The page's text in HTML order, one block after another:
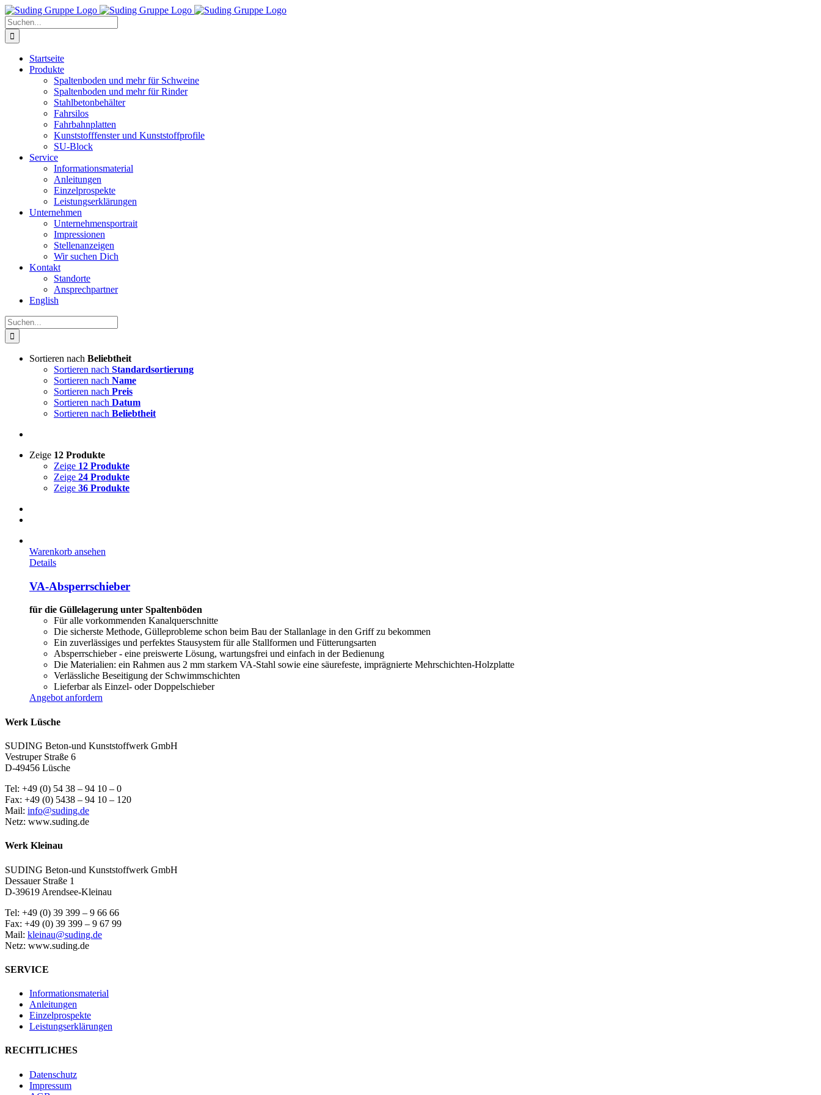
Zum
Inhalt
springen
Suche
nach:
Startseite
Produkte
Spaltenboden und mehr für Schweine
Spaltenboden und mehr für Rinder
Stahlbetonbehälter
Fahrsilos
Fahrbahnplatten
Kunststofffenster und Kunststoffprofile
SU-Block
Service
Informationsmaterial
Anleitungen
Einzelprospekte
Leistungserklärungen
Unternehmen
Unternehmensportrait
Impressionen
Stellenanzeigen
Wir suchen Dich
Kontakt
Standorte
Ansprechpartner
English
Suche
nach:
Sortieren nach Beliebtheit
Sortieren nach Standardsortierung
Sortieren nach Name
Sortieren nach Preis
Sortieren nach Datum
Sortieren nach Beliebtheit
Zeige 12 Produkte
Zeige 12 Produkte
Zeige 24 Produkte
Zeige 36 Produkte
Warenkorb ansehen
Details
VA-Absperrschieber
für die Güllelagerung unter Spaltenböden
Für alle vorkommenden Kanalquerschnitte
Die sicherste Methode, Gülleprobleme schon beim Bau der Stallanlage in den Griff zu bekommen
Ein zuverlässiges und perfektes Stausystem für alle Stallformen und Fütterungsarten
Absperrschieber - eine preiswerte Lösung, wartungsfrei und einfach in der Bedienung
Die Materialien: ein Rahmen aus 2 mm starkem VA-Stahl sowie eine säurefeste, imprägnierte Mehrschichten-Holzplatte
Verlässliche Beseitigung der Schwimmschichten
Lieferbar als Einzel- oder Doppelschieber
Angebot anfordern
Werk Lüsche
SUDING Beton-und Kunststoffwerk GmbH
Vestruper Straße 6
D-49456 Lüsche
Tel: +49 (0) 54 38 – 94 10 – 0
Fax: +49 (0) 5438 – 94 10 – 120
Mail: info@suding.de
Netz: www.suding.de
Werk Kleinau
SUDING Beton-und Kunststoffwerk GmbH
Dessauer Straße 1
D-39619 Arendsee-Kleinau
Tel: +49 (0) 39 399 – 9 66 66
Fax: +49 (0) 39 399 – 9 67 99
Mail: kleinau@suding.de
Netz: www.suding.de
SERVICE
Informationsmaterial
Anleitungen
Einzelprospekte
Leistungserklärungen
RECHTLICHES
Datenschutz
Impressum